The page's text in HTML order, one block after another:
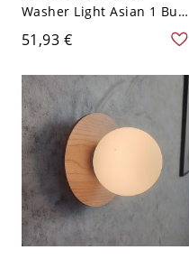
Washer Light Asian 1 Bulb
Brick Frosted Glass Shade
Lighting Sconce - Holz
110V-120V
51,93 €